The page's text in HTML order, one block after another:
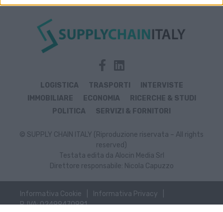
LOGISTICA TRASPORTI
INTERVISTE
IMMOBILIARE
ECONOMIA
RICERCHE & STUDI
POLITICA
SERVIZI & FORNITORI
© SUPPLY CHAIN ITALY (Riproduzione riservata – All rights
reserved)
Testata edita da Alocin Media Srl
Direttore responsabile: Nicola Capuzzo
Informativa Cookie
Informativa Privacy
P. IVA: 02499470991